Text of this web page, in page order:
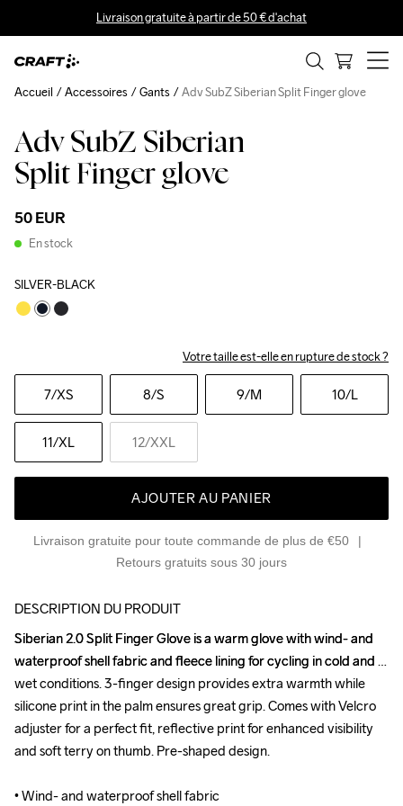
Livraison gratuite à partir de 50 € d'achat
Adv SubZ Siberian
Split Finger glove
50 EUR
En stock
SILVER-BLACK
Votre taille est-elle en rupture de stock ?
7/XS 8/S 9/M 10/L
11/XL 12/XXL
AJOUTER AU PANIER
Livraison gratuite pour toute commande de plus de €50
Retours gratuits sous 30 jours
Accueil Accessoires Gants Adv SubZ Siberian Split Finger glove
DESCRIPTION DU PRODUIT
Siberian 2.0 Split Finger Glove is a warm glove with wind- and
waterproof shell fabric and fleece lining for cycling in cold and
wet conditions. 3-finger design provides extra warmth while
silicone print in the palm ensures great grip. Comes with Velcro
adjuster for a perfect fit, reflective print for enhanced visibility
and soft terry on thumb. Pre-shaped design.
• Wind- and waterproof shell fabric
Siberian 2.0 Split Finger Glove is a warm glove with wind- and
waterproof shell fabric and fleece lining for cycling in cold and
wet conditions. 3-finger design provides extra warmth while
silicone print in the palm ensures great grip. Comes with Velcro
adjuster for a perfect fit, reflective print for enhanced visibility
and soft terry on thumb. Pre-shaped design.
• Wind- and waterproof shell fabric